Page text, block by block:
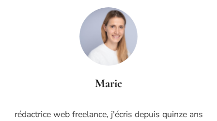
Marie
rédactrice web freelance, j'écris depuis quinze ans